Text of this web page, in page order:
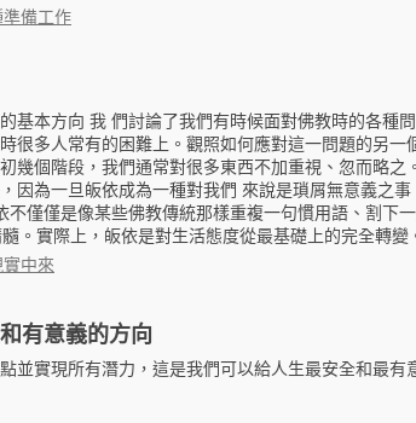
備工作
基本方向 我 們討論了我們有時候面對佛教時的各種
很多人常有的困難上。觀照如何應對這一問題的另一
幾個階段，我們通常對很多東西不加重視、忽而略之
因為一旦皈依成為一種對我們 來說是瑣屑無意義之
不僅僅是像某些佛教傳統那樣重複一句慣用語、割下
。實際上，皈依是對生活態度從最基礎上的完全轉變
中來
有意義的方向
並實現所有潛力，這是我們可以給人生最安全和最有